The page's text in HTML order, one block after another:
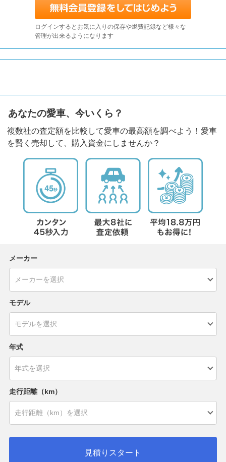
ログインするとお気に入りの保存や燃費記録など様々な
管理が出来るようになります
あなたの愛車、今いくら？
複数社の査定額を比較して愛車の最高額を調べよう！愛車
を賢く売却して、購入資金にしませんか？
メーカー
モデル
年式
走行距離（km）
見積りスタート